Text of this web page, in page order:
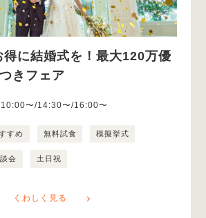
得に結婚式を！最大120万優
きフェア
〜/14:30〜/16:00〜
すめ 無料試食 模擬挙式
会 土日祝
くわしく見る